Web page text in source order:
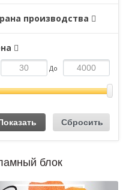
производства
До
блок